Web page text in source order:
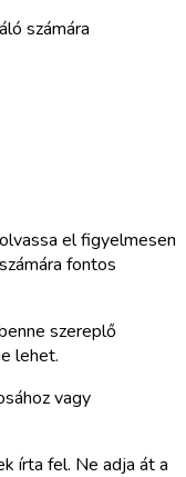
számára
el figyelmesen
fontos
szereplő
lehet.
vagy
írta fel. Ne adja át a